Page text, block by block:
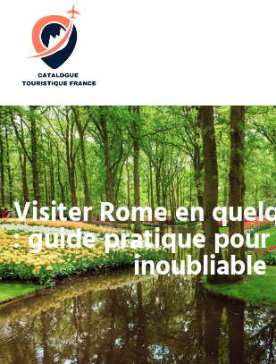
Visiter Rome en
: guide pratique
inoubliable